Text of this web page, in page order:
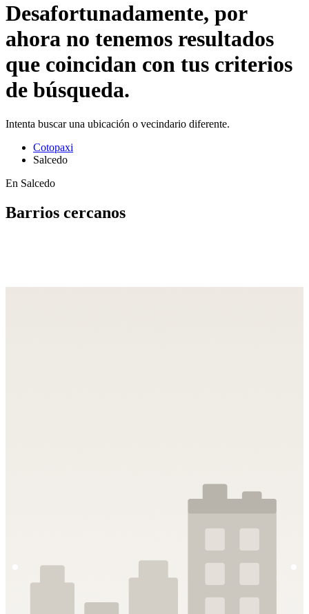
Desafortunadamente, por
ahora no tenemos resultados
que coincidan con tus criterios
de búsqueda.
Intenta buscar una ubicación o vecindario diferente.
Cotopaxi
Salcedo
En Salcedo
Barrios cercanos